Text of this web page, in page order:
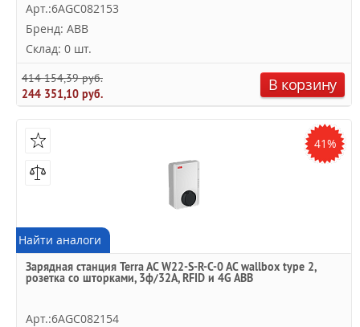
Арт.:6AGC082153
Бренд: ABB
Склад: 0 шт.
414 154,39 руб.
244 351,10 руб.
В корзину
41%
Найти аналоги
Зарядная станция Terra AC W22-S-R-C-0 AC wallbox type 2,
розетка со шторками, 3ф/32A, RFID и 4G ABB
Арт.:6AGC082154